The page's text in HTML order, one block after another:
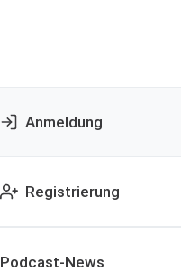
Anmeldung
Registrierung
Podcast-News